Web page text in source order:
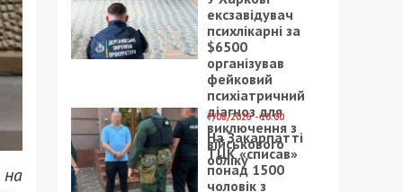
на
ексзавідувач
психлікарні за
$6500
організував
фейковий
психіатричний
діагноз для
виключення з
військового
обліку
7/08/2026 - 15:00
На Закарпатті
ТЦК «списав»
понад 1500
чоловік з